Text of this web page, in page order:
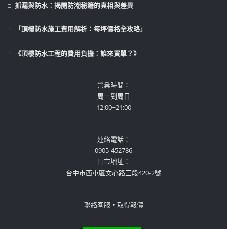
抓漏與防水：揭開防潮秘籍的真相與差異
「頂樓防水施工費用解析：每坪價格全攻略」
《頂樓防水工程的費用負擔：誰來買單？》
營業時間：
周一到周日
12:00~21:00
連絡電話：
0905-452786
門市地址：
台中市西屯區文心路三段420-2號
聯絡客服，取得報價